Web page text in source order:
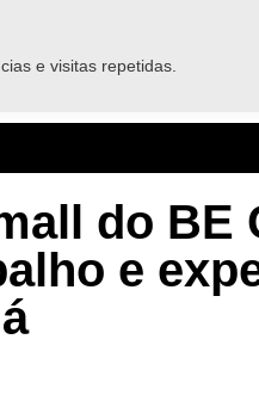
do BE
e
e visitas repetidas.